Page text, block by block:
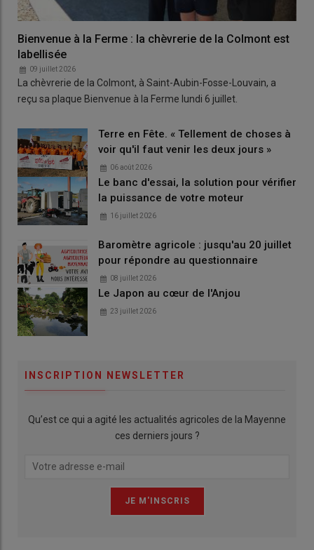
Bienvenue à la Ferme : la chèvrerie de la Colmont est
labellisée
09 juillet 2026
La chèvrerie de la Colmont, à Saint-Aubin-Fosse-Louvain, a
reçu sa plaque Bienvenue à la Ferme lundi 6 juillet.
Terre en Fête. « Tellement de choses à
voir qu'il faut venir les deux jours »
06 août 2026
Le banc d'essai, la solution pour vérifier
la puissance de votre moteur
16 juillet 2026
Baromètre agricole : jusqu'au 20 juillet
pour répondre au questionnaire
08 juillet 2026
Le Japon au cœur de l'Anjou
23 juillet 2026
INSCRIPTION NEWSLETTER
Qu’est ce qui a agité les actualités agricoles de la Mayenne
ces derniers jours ?